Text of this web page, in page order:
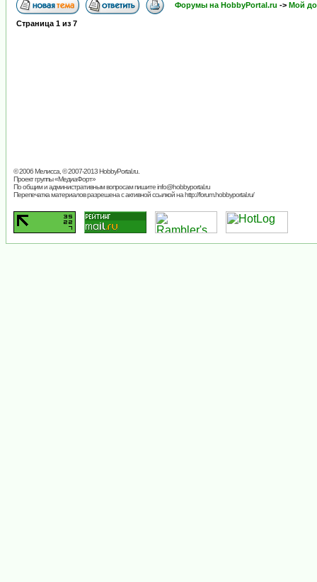
Форумы на HobbyPortal.ru -> Мой
Страница 1 из 7
© 2006 Мелисса, © 2007-2013HobbyPortal.ru
Проект группы «МедиаФорт»
По общим и административным вопросам пишитеinfo@hobbyportal.ru
Перепечатка материалов разрешена с активной ссылкой на http://forum.hobbyportal.ru/